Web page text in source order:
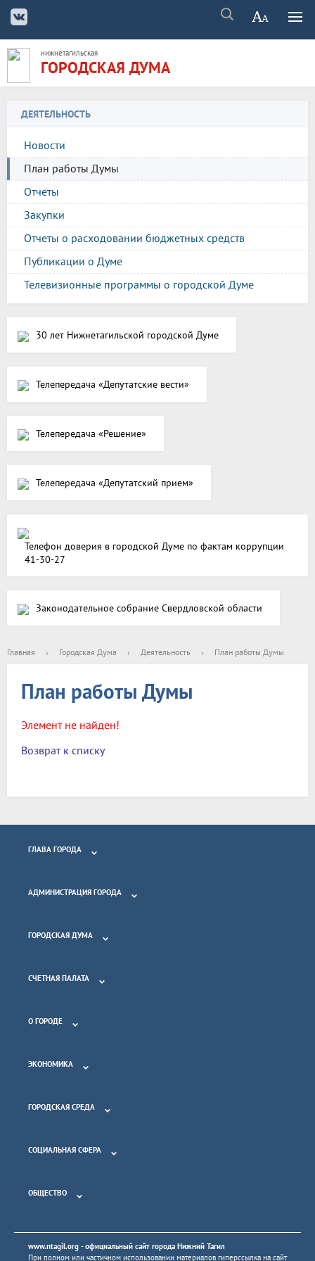
нижнетагильская
ГОРОДСКАЯ ДУМА
ДЕЯТЕЛЬНОСТЬ
Новости
План работы Думы
Отчеты
Закупки
Отчеты о расходовании бюджетных средств
Публикации о Думе
Телевизионные программы о городской Думе
30 лет Нижнетагильской городской Думе
Телепередача «Депутатские вести»
Телепередача «Решение»
Телепередача «Депутатский прием»
Телефон доверия в городской Думе по фактам коррупции
41-30-27
Законодательное собрание Свердловской области
Главная › Городская Дума › Деятельность › План работы Думы
План работы Думы
Элемент не найден!
Возврат к списку
ГЛАВА ГОРОДА
АДМИНИСТРАЦИЯ ГОРОДА
ГОРОДСКАЯ ДУМА
СЧЕТНАЯ ПАЛАТА
О ГОРОДЕ
ЭКОНОМИКА
ГОРОДСКАЯ СРЕДА
СОЦИАЛЬНАЯ СФЕРА
ОБЩЕСТВО
www.ntagil.org - официальный сайт города Нижний Тагил
При полном или частичном использовании материалов гиперссылка на сайт